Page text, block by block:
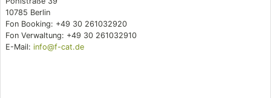
10785 Berlin
Fon Booking: +49 30 261032920
Fon Verwaltung: +49 30 261032910
E-Mail: info@f-cat.de